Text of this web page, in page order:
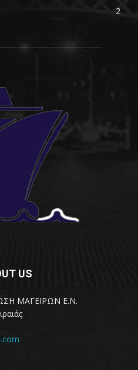
2
US
ΜΑΓΕΙΡΩΝ Ε.Ν.